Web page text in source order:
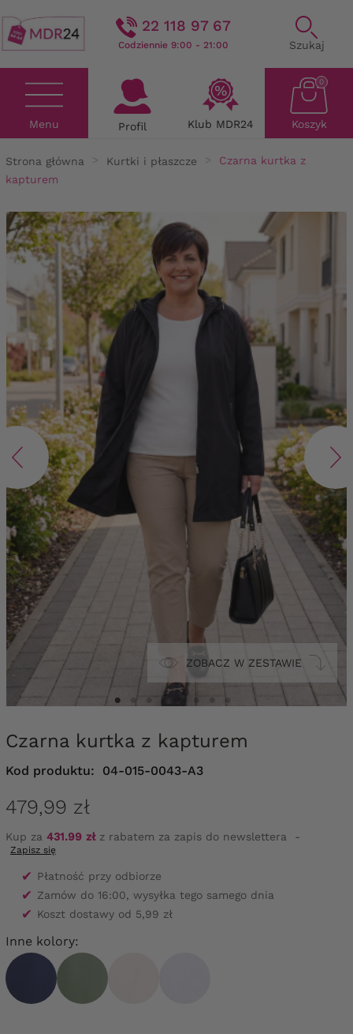
22 118 97 67
Codziennie 9:00 - 21:00 Szukaj
Menu Profil Klub MDR24 Koszyk
0
Strona główna Kurtki i płaszcze
Czarna kurtka z
kapturem
ZOBACZ W ZESTAWIE
Czarna kurtka z kapturem
Kod produktu: 04-015-0043-A3
479,99 zł
Kup za 431.99 złz rabatem za zapis do newslettera -
Zapisz się
✔ Płatność przy odbiorze
✔ Zamów do 16:00, wysyłka tego samego dnia
✔ Koszt dostawy od 5,99 zł
Inne kolory: